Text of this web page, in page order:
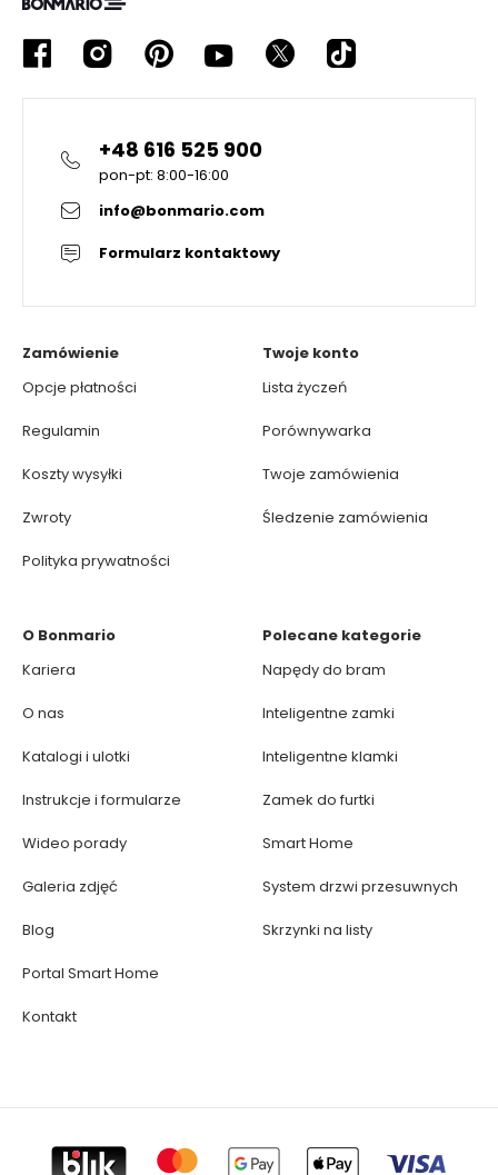
+48 616 525 900
pon-pt: 8:00-16:00
info@bonmario.com
Formularz kontaktowy
Zamówienie
Opcje płatności
Regulamin
Koszty wysyłki
Zwroty
Polityka prywatności
Twoje konto
Lista życzeń
Porównywarka
Twoje zamówienia
Śledzenie zamówienia
O Bonmario
Kariera
O nas
Katalogi i ulotki
Instrukcje i formularze
Wideo porady
Galeria zdjęć
Blog
Portal Smart Home
Kontakt
Polecane kategorie
Napędy do bram
Inteligentne zamki
Inteligentne klamki
Zamek do furtki
Smart Home
System drzwi przesuwnych
Skrzynki na listy